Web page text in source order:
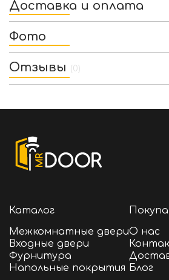
Доставка и оплата
Фото
Отзывы (0)
Каталог
Межкомнатные двери
Входные двери
Фурнитура
Напольные покрытия
О нас
Блог